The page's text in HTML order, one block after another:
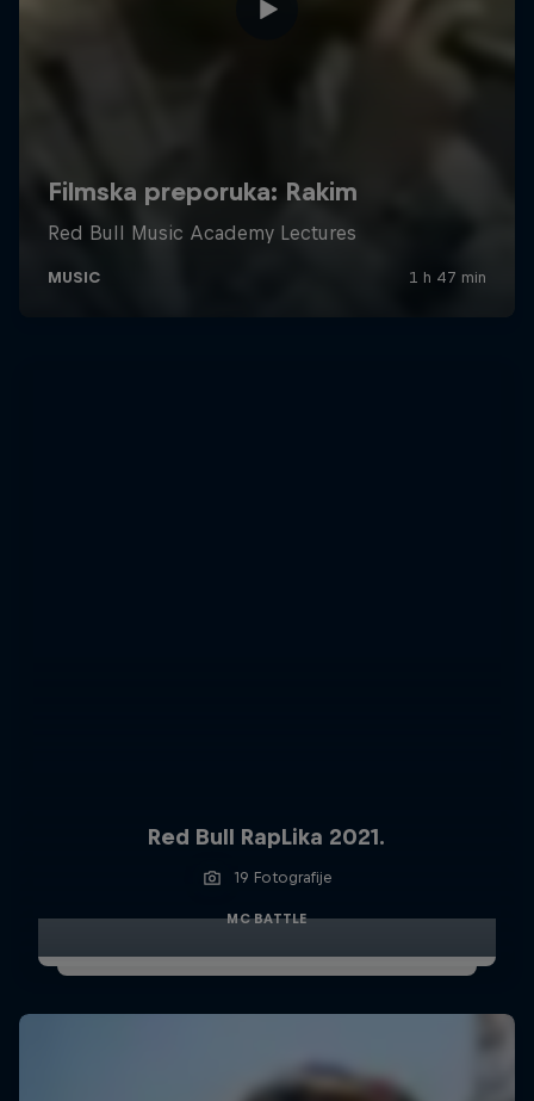
Red Bull RapLika 2021.
19 Fotografije
MC BATTLE